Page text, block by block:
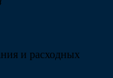
и расходных